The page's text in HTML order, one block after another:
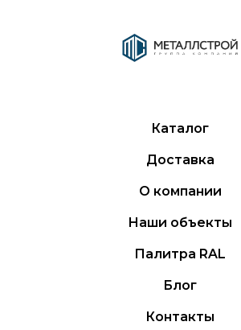
Каталог
Доставка
О компании
Наши объекты
Палитра RAL
Блог
Контакты